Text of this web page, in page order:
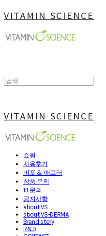
VITAMIN SCIENCE
VITAMIN SCIENCE
쇼핑
사용후기
비포 & 애프터
상품 문의
1:1 문의
공지사항
about VS
about VS-DERMA
Brand story
R&D